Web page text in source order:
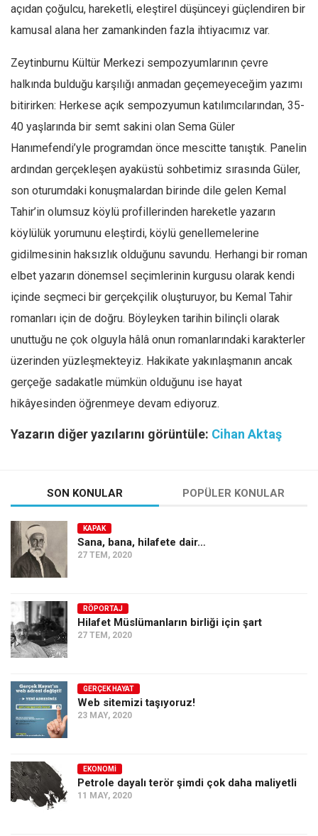
açıdan çoğulcu, hareketli, eleştirel düşünceyi güçlendiren bir
kamusal alana her zamankinden fazla ihtiyacımız var.
Zeytinburnu Kültür Merkezi sempozyumlarının çevre
halkında bulduğu karşılığı anmadan geçemeyeceğim yazımı
bitirirken: Herkese açık sempozyumun katılımcılarından, 35-
40 yaşlarında bir semt sakini olan Sema Güler
Hanımefendi’yle programdan önce mescitte tanıştık. Panelin
ardından gerçekleşen ayaküstü sohbetimiz sırasında Güler,
son oturumdaki konuşmalardan birinde dile gelen Kemal
Tahir’in olumsuz köylü profillerinden hareketle yazarın
köylülük yorumunu eleştirdi, köylü genellemelerine
gidilmesinin haksızlık olduğunu savundu. Herhangi bir roman
elbet yazarın dönemsel seçimlerinin kurgusu olarak kendi
içinde seçmeci bir gerçekçilik oluşturuyor, bu Kemal Tahir
romanları için de doğru. Böyleyken tarihin bilinçli olarak
unuttuğu ne çok olguyla hâlâ onun romanlarındaki karakterler
üzerinden yüzleşmekteyiz. Hakikate yakınlaşmanın ancak
gerçeğe sadakatle mümkün olduğunu ise hayat
hikâyesinden öğrenmeye devam ediyoruz.
Yazarın diğer yazılarını görüntüle: Cihan Aktaş
SON KONULAR POPÜLER KONULAR
KAPAK
Sana, bana, hilafete dair…
27 TEM, 2020
RÖPORTAJ
Hilafet Müslümanların birliği için şart
27 TEM, 2020
GERÇEK HAYAT
Web sitemizi taşıyoruz!
23 MAY, 2020
EKONOMI
Petrole dayalı terör şimdi çok daha maliyetli
11 MAY, 2020